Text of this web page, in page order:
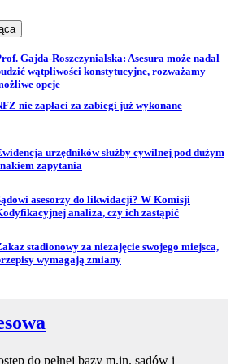
z z
wiadomości z
Gajda-Roszczynialska: Asesura może nadal
wątpliwości konstytucyjne, rozważamy
opcje
nie zapłaci za zabiegi już wykonane
urzędników służby cywilnej pod dużym
zapytania
asesorzy do likwidacji? W Komisji
analiza, czy ich zastąpić
stadionowy za niezajęcie swojego miejsca,
wymagają zmiany
do pełnej bazy m.in. sądów i